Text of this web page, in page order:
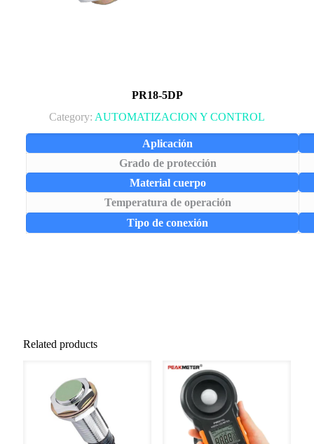
PR18-5DP
Category: AUTOMATIZACION Y CONTROL
Aplicación
Grado de protección
Material cuerpo
Temperatura de operación
Tipo de conexión
Related products